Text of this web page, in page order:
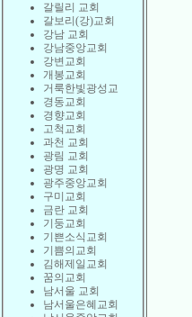
갈릴리 교회
갈보리(강)교회
강남 교회
강남중앙교회
강변교회
개봉교회
거룩한빛광성교
경동교회
경향교회
고척교회
과천 교회
광림 교회
광명 교회
광주중앙교회
구미교회
금란 교회
기둥교회
기쁜소식교회
기쁨의교회
김해제일교회
꿈의교회
남서울 교회
남서울은혜교회